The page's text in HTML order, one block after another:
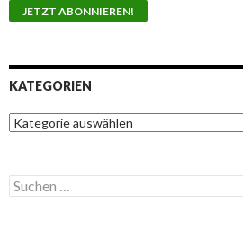
KATEGORIEN
K
a
g
o
S
u